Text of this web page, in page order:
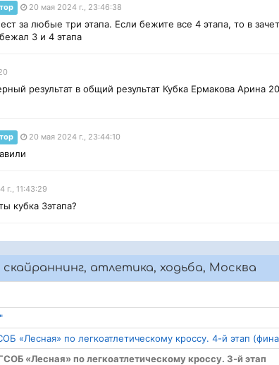
20 мая 2024 г., 23:46:38
за любые три этапа. Если бежите все 4 этапа, то в
3 и 4 этапа
результат в общий результат Кубка Ермакова Арина
20 мая 2024 г., 23:44:10
г., 11:43:29
кубка 3этапа?
атлетика, ходьба, Москва
«Лесная» по легкоатлетическому кроссу. 4-й этап
«Лесная» по легкоатлетическому кроссу. 3-й этап